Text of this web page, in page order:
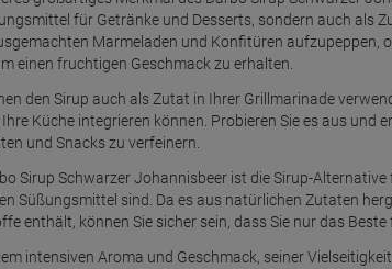
für Getränke und Desserts, sondern auch als
Marmeladen und Konfitüren aufzupeppen,
einen fruchtigen Geschmack zu erhalten.
den Sirup auch als Zutat in Ihrer Grillmarinade
Küche integrieren können. Probieren Sie es aus und
und Snacks zu verfeinern.
Sirup Schwarzer Johannisbeer ist die Sirup-
Süßungsmittel sind. Da es aus natürlichen Zutaten
enthält, können Sie sicher sein, dass Sie nur das
intensiven Aroma und Geschmack, seiner